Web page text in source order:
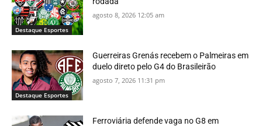
Destaque Esportes
agosto 8, 2026 12:05 am
Destaque Esportes
Guerreiras Grenás recebem o Palmeiras em
duelo direto pelo G4 do Brasileirão
agosto 7, 2026 11:31 pm
Ferroviária defende vaga no G8 em